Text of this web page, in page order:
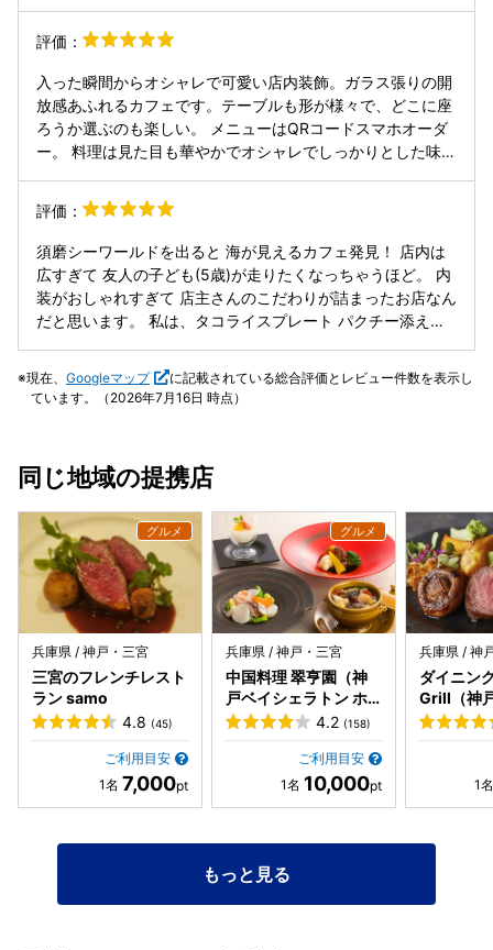
海岸、⁣須磨の風を感じながら、特別なBBQ体験を楽しめ、⁣ラ
グジュアリーなソファー席など潮風を感じるルーフトップエ
店内は広々としていて非常にリラックスできる雰囲気が漂っ
ています。 特に印象に残ったのは、豊富なBBQメニューで
す。どれも非常に美味しく、特に肉の質が素晴らしいと感じ
ました。ジューシーで食べ応えがあり、友人と共に楽しむの
に最適な場所だと思います。また、スタッフの皆さんの対応
も非常に丁寧で、気持ちよく食事を楽しむことができまし
ーションも大きな魅力です。観光の合間に立ち寄るのに非常
が嬉しいポイントです。家族や友人と共に、素敵な時間を過
ごせる場所だと感じました。ぜひまた訪れたいと思います。
𓐐𓐐𓐐𓐐𓐐𓐐𓐐𓐐𓐐𓐐𓐐𓐐𓐐𓐐 Googleローカルガイドレベ
ル9 投稿枚数14,307枚 現在ポイント73,466 視聴回数
46,004,261回 （2024年9月22日現在）
𓐐𓐐𓐐𓐐𓐐𓐐𓐐𓐐𓐐𓐐𓐐𓐐𓐐𓐐
評価：
入った瞬間からオシャレで可愛い店内装飾。ガラス張りの開
放感あふれるカフェです。テーブルも形が様々で、どこに座
ろうか選ぶのも楽しい。 メニューはQRコードスマホオーダ
ー。 料理は見た目も華やかでオシャレでしっかりとした味付
スやお酒のアテにもなりそうなスパイシーチキンやポテト
系、スイーツ系もパンケーキ各種アサイーなどカフェメニュ
ーも充実してます。 居心地良くて会話も弾むし、おかわりも
しちゃう！笑
評価：
須磨シーワールドを出ると 海が見えるカフェ発見！ 店内は
広すぎて 友人の子ども(5歳)が走りたくなっちゃうほど。 内
装がおしゃれすぎて 店主さんのこだわりが詰まったお店なん
だと思います。 私は、タコライスプレート パクチー添えを
の入っているタコライスは初めてだったかも(^^) それがすご
くおいしくて、お料理の盛り付け方と 店内のおしゃれ感が合
すが、それでも良ければ おデートにも♪ 海が見えて、このお
す。 メニューは ご飯系や甘いものも万能に、種類も豊富で
したよ♪ メニュー表には 写真もいっぱい載ってて、イメージ
しやすい(^^) ありがとうございました！ また行かせていただ
きます。
現在、 Googleマップ
に記載されている総合評価とレビュー件数を表示し
ています。（2026年7月16日 時点）
同じ地域の提携店
兵庫県 / 神戸・三宮
三宮のフレンチレスト
ラン samo
4.8 (45)
ご利用目安
7,000
兵庫県 / 神戸・三宮
中国料理 翠亨園（神
戸ベイシェラトン ホ
テル&タワーズ内）
4.2 (158)
ご利用目安
10,000
兵庫県 / 神
ダイニン
Grill（神
トン ホテ
内）
もっと見る